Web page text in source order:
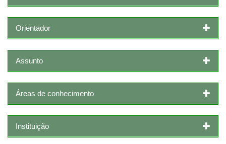
Orientador
Assunto
Áreas de conhecimento
Instituição